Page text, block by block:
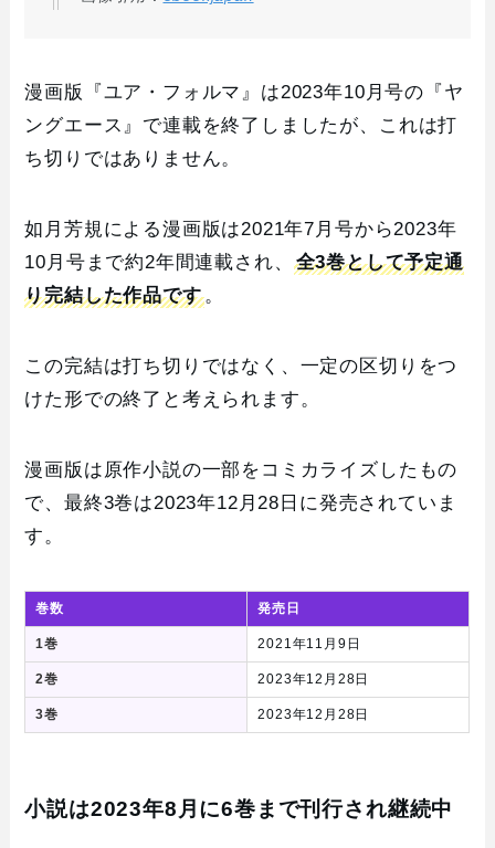
漫画版『ユア・フォルマ』は2023年10月号の『ヤ
ングエース』で連載を終了しましたが、これは打
ち切りではありません。
如月芳規による漫画版は2021年7月号から2023年
10月号まで約2年間連載され、
全3巻として予定通
り完結した作品です。
この完結は打ち切りではなく、一定の区切りをつ
けた形での終了と考えられます。
漫画版は原作小説の一部をコミカライズしたもの
で、最終3巻は2023年12月28日に発売されていま
す。
巻数 発売日
1巻 2021年11月9日
2巻 2023年12月28日
3巻 2023年12月28日
小説は2023年8月に6巻まで刊行され継続中